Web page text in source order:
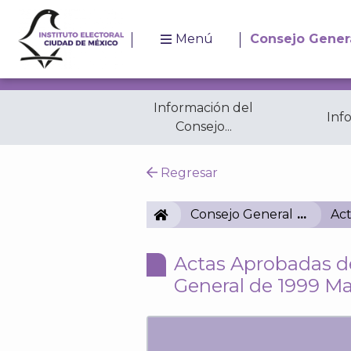
Menú Consejo
Información del
Consejo...
Resoluciones
Regresar
IECMConsejo General
Actas Aprobadas
General de 1999